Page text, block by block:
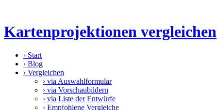
Kartenprojektionen vergleichen
› Start
› Blog
› Vergleichen
› via Auswahlformular
› via Vorschaubildern
› via Liste der Entwürfe
› Empfohlene Vergleiche